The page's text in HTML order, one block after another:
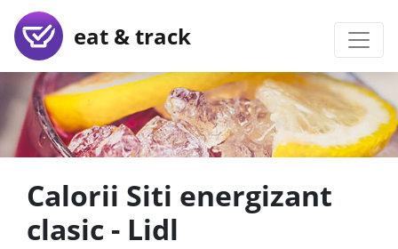
eat & track
Calorii Siti energizant
clasic - Lidl